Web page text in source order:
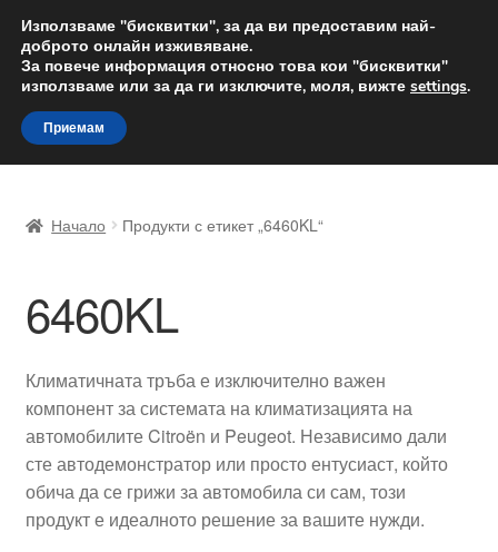
ДОСТАВКА от 12 лв.
Доставка по целия свят
Skip
to
navigation
Skip
to
content
Доставка по целия свят
Жалби
Количка
Контакт
Моята сметка
Начало Продукти с етикет „6460KL“
6460KL
Климатичната тръба е изключително важен
компонент за системата на климатизацията на
автомобилите Citroën и Peugeot. Независимо дали
сте автодемонстратор или просто ентусиаст, който
обича да се грижи за автомобила си сам, този
продукт е идеалното решение за вашите нужди.
Използваме "бисквитки", за да ви предоставим най-
доброто онлайн изживяване.
За повече информация относно това кои "бисквитки"
използваме или за да ги изключите, моля, вижте settings.
Приемам